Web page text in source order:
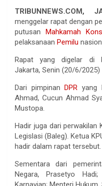
TRIBUNNEWS.COM,
menggelar rapat dengan
putusanMahkamah
pelaksanaan Pemilu
Rapat yang digelar di
Jakarta, Senin (20/6/
Dari pimpinanDPR yang
Ahmad, Cucun Ahmad
Mustopa.
Hadir juga dari perwakilan
Legislasi (Baleg). Ketua
hadir dalam rapat tersebut.
Sementara dari
Negara, Prasetyo Hadi;